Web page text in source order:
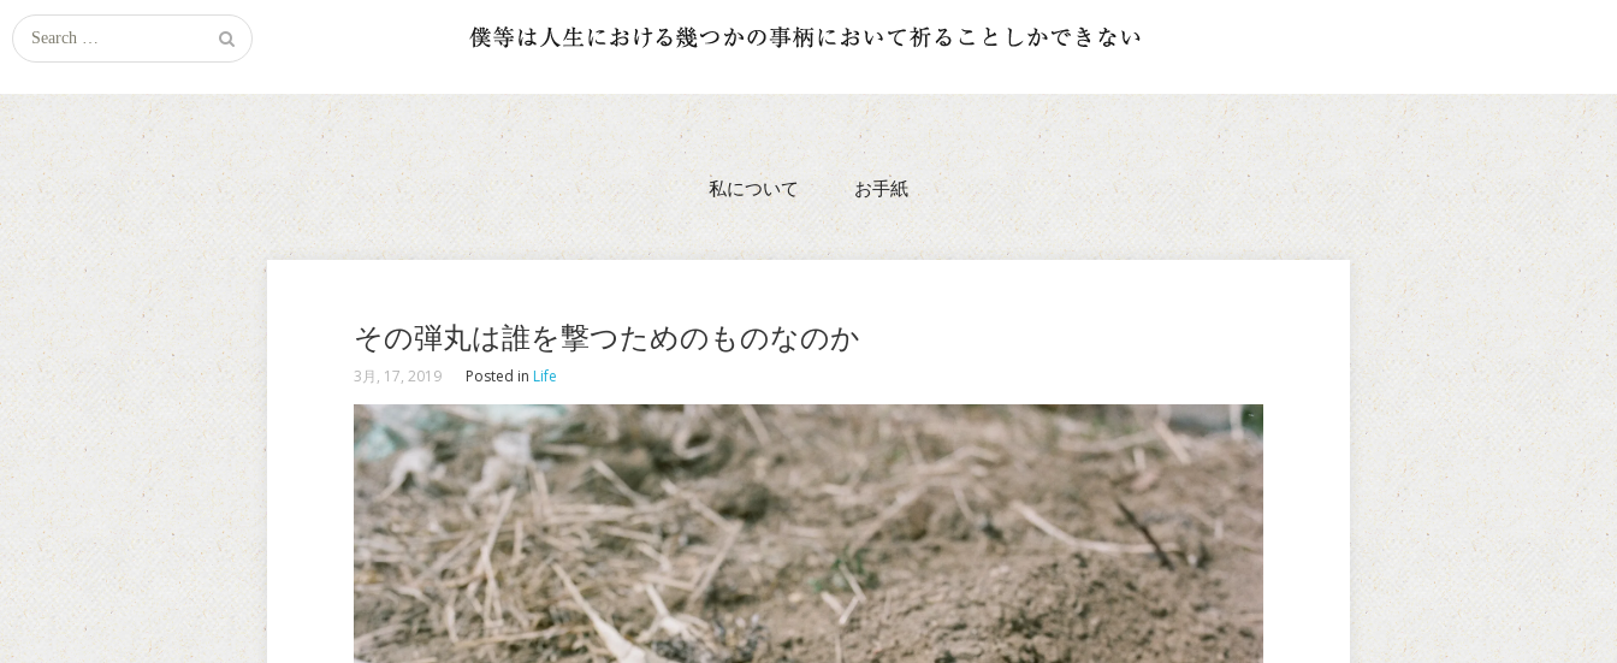
Search
for:
私について お手紙
その弾丸は誰を撃つためのものなのか
3月, 17, 2019 Posted in Life